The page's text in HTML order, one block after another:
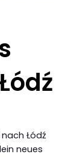
Łódź
neues